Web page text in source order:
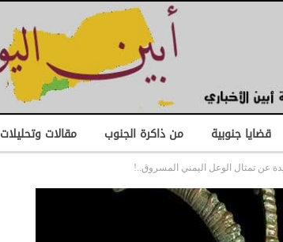
قضايا جنوبية من ذاكرة الجنوب مقالات وتحليلات
عن تمثال الوعل اليمني المسروق..!